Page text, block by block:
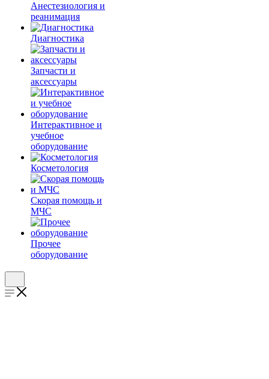
Анестезиология и
реанимация
Диагностика
Запчасти и
аксессуары
Интерактивное и
учебное
оборудование
Косметология
Скорая помощь и
МЧС
Прочее
оборудование